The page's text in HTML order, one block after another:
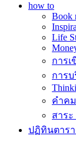
how to
Book
Life
การเ
การ
คำค
สาร
ปฏิทินตารา